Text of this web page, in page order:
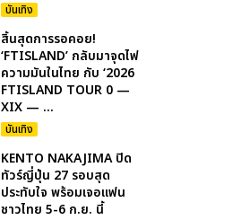
บันเทิง
สิ้นสุดการรอคอย!
‘FTISLAND’ กลับมาจุดไฟ
ความมันในไทย กับ ‘2026
FTISLAND TOUR 0 —
XIX — ...
บันเทิง
KENTO NAKAJIMA ปิด
ทัวร์ญี่ปุ่น 27 รอบสุด
ประทับใจ พร้อมเจอแฟน
ชาวไทย 5-6 ก.ย. นี้